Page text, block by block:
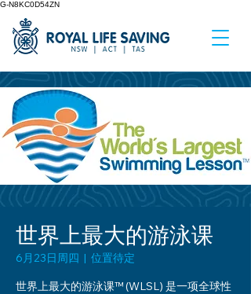
G-N8KC0D54ZN
世界上最大的游泳课
6月23日周四
  |
位置待定
世界上最大的游泳课™ (WLSL) 是一项全球性